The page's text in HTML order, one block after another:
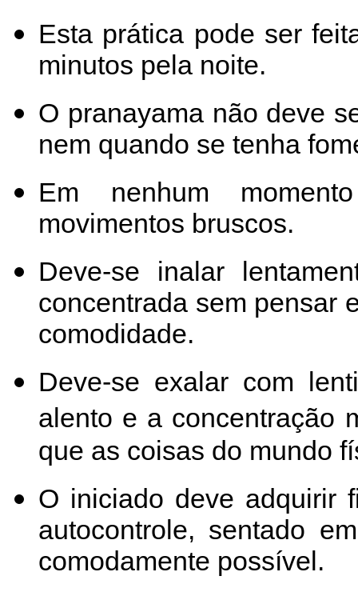
Esta prática pode ser
minutos pela noite.
O pranayama não deve
nem quando se tenha
Em nenhum
movimentos bruscos.
Deve-se inalar
concentrada sem pensar
comodidade.
Deve-se exalar com
alento e a concentração
que as coisas do mundo
O iniciado deve adquirir
autocontrole, sentado
comodamente possível.